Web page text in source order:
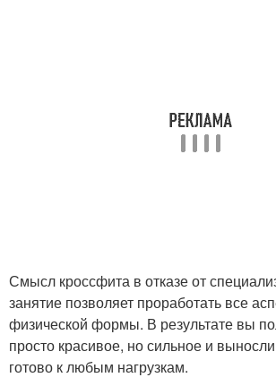
Смысл кроссфита в отказе от
занятие позволяет проработать все
физической формы. В результате вы
просто красивое, но сильное и
готово к любым нагрузкам.